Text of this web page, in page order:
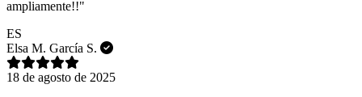
ampliamente!!"
ES
Elsa M. García S.
18 de agosto de 2025